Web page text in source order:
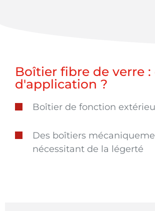
Boîtier fibre de verre :
d'application ?
Boîtier de fonction
Des boîtiers
nécessitant de la légerté